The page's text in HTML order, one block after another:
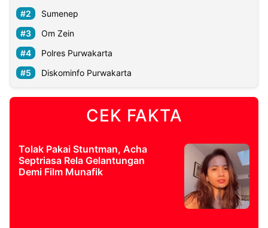
Kabarbaru
Media
Sumenep
Om Zein
Polres Purwakarta
Diskominfo Purwakarta
CEK FAKTA
Tolak Pakai Stuntman, Acha
Septriasa Rela Gelantungan
Demi Film Munafik